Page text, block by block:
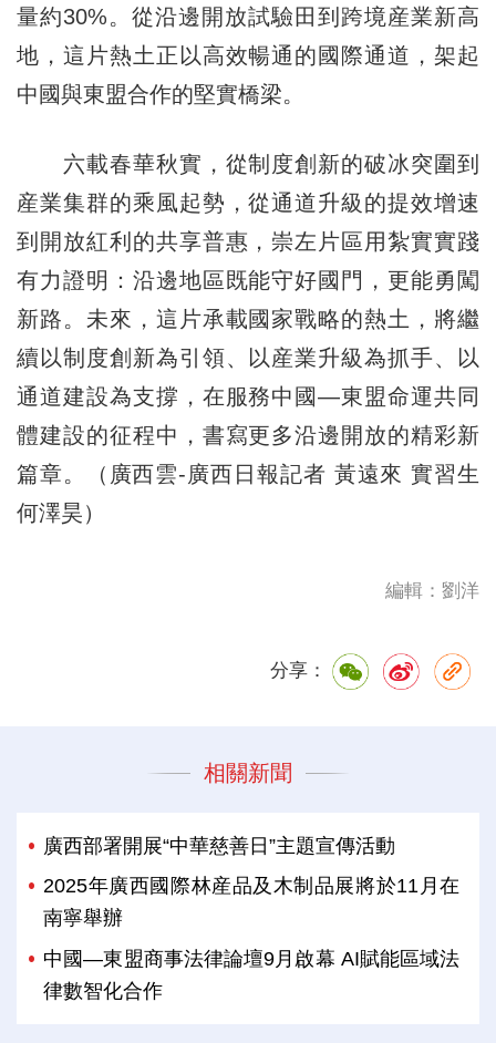
量約30%。從沿邊開放試驗田到跨境産業新高
地，這片熱土正以高效暢通的國際通道，架起
中國與東盟合作的堅實橋梁。
六載春華秋實，從制度創新的破冰突圍到
産業集群的乘風起勢，從通道升級的提效增速
到開放紅利的共享普惠，崇左片區用紮實實踐
有力證明：沿邊地區既能守好國門，更能勇闖
新路。未來，這片承載國家戰略的熱土，將繼
續以制度創新為引領、以産業升級為抓手、以
通道建設為支撐，在服務中國—東盟命運共同
體建設的征程中，書寫更多沿邊開放的精彩新
篇章。（廣西雲-廣西日報記者 黃遠來 實習生
何澤昊）
編輯：劉洋
分享：
相關新聞
廣西部署開展“中華慈善日”主題宣傳活動
2025年廣西國際林産品及木制品展將於11月在
南寧舉辦
中國—東盟商事法律論壇9月啟幕 AI賦能區域法
律數智化合作